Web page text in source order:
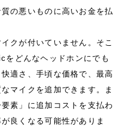
の悪いものに高いお金を払
クが付いていません。そこ
どんなヘッドホンにでも
適さ、手頃な価格で、最高
マイクを追加できます。ま
素」に追加コストを支払わ
良くなる可能性がありま